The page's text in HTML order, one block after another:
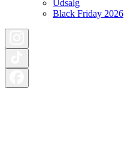
Udsalg
Black Friday 2026